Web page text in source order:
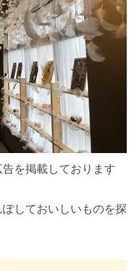
を掲載しております
しておいしいものを探